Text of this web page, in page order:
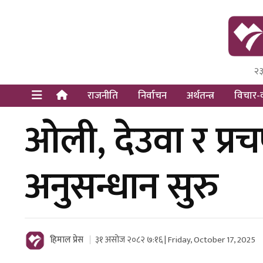
Himal
Dot
राजनीति निर्वाचन अर्थतन्त्र विचार-
ओली, देउवा र
अनुसन्धान सुरु
हिमाल प्रेस ३१ असोज २०८२ ७:१६ | Friday, October 17, 2025